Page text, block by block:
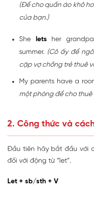
(Để cho quần áo khô
của bạn.)
She lets her
summer. (Cô ấy để
cặp vợ chồng trẻ thuê
My parents have a
một phòng để cho thuê
2. Công thức và
Đầu tiên hãy bắt đầu với
đối với động từ “let”.
Let + sb/sth + V